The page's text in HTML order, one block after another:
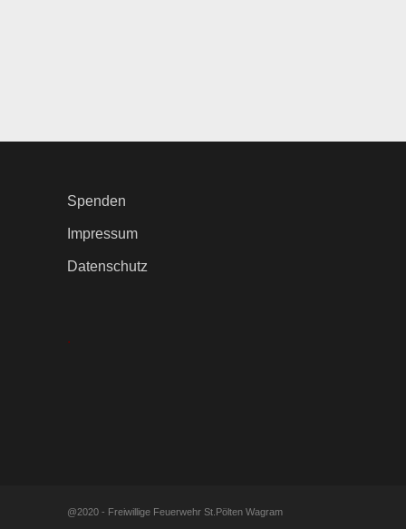
Spenden
Impressum
Datenschutz
.
@2020 - Freiwillige Feuerwehr St.Pölten Wagram